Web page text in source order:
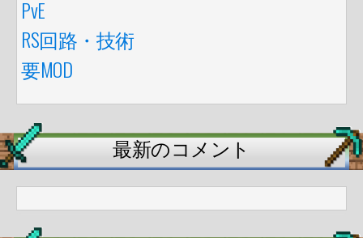
PvE
RS回路・技術
要MOD
最新のコメント